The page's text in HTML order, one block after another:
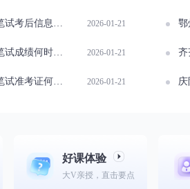
息变更处理指南 2026-01-21 鄂
时能查？攻略 2026-01-21 齐
时打印？速看！ 2026-01-21 庆
好课体验
大V亲授，直击要点